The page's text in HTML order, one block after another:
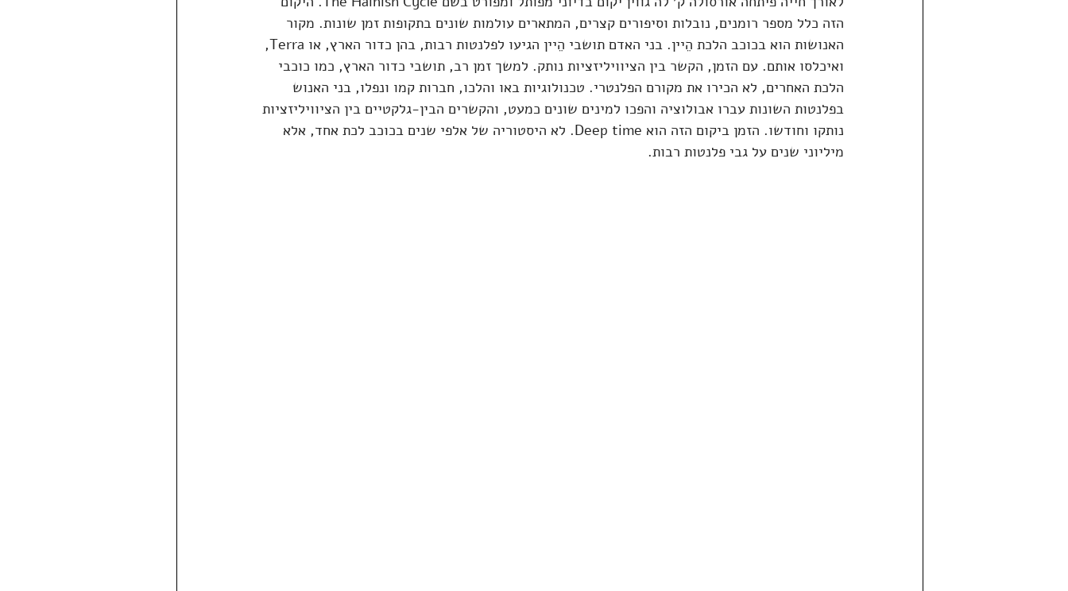
הזה כלל מספר רומנים, נובלות וסיפורים קצרים, המתארים עולמות שונים בתקופות זמן שונות. מקור
האנושות הוא בכוכב הלכת הֵיין. בני האדם תושבי הֵיין הגיעו לפלנטות רבות, בהן כדור הארץ, או Terra,
ואיכלסו אותם. עם הזמן, הקשר בין הציוויליזציות נותק. למשך זמן רב, תושבי כדור הארץ, כמו כוכבי
הלכת האחרים, לא הכירו את מקורם הפלנטרי. טכנולוגיות באו והלכו, חברות קמו ונפלו, בני האנוש
בפלנטות השונות עברו אבולוציה והפכו למינים שונים כמעט, והקשרים הבין-גלקטיים בין הציוויליזציות
נותקו וחודשו. הזמן ביקום הזה הוא Deep time. לא היסטוריה של אלפי שנים בכוכב לכת אחד, אלא
מיליוני שנים על גבי פלנטות רבות.